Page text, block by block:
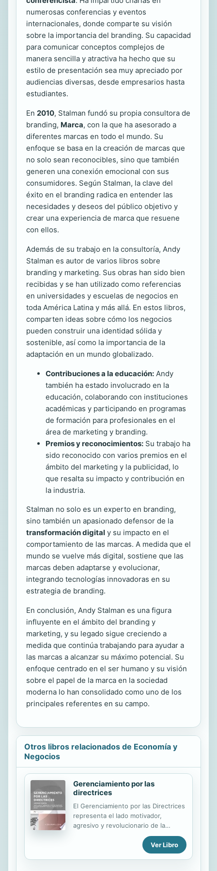
numerosas conferencias y eventos
internacionales, donde comparte su visión
sobre la importancia del branding. Su capacidad
para comunicar conceptos complejos de
manera sencilla y atractiva ha hecho que su
estilo de presentación sea muy apreciado por
audiencias diversas, desde empresarios hasta
estudiantes.
En 2010, Stalman fundó su propia consultora de
branding, Marca, con la que ha asesorado a
diferentes marcas en todo el mundo. Su
enfoque se basa en la creación de marcas que
no solo sean reconocibles, sino que también
generen una conexión emocional con sus
consumidores. Según Stalman, la clave del
éxito en el branding radica en entender las
necesidades y deseos del público objetivo y
crear una experiencia de marca que resuene
con ellos.
Además de su trabajo en la consultoría, Andy
Stalman es autor de varios libros sobre
branding y marketing. Sus obras han sido bien
recibidas y se han utilizado como referencias
en universidades y escuelas de negocios en
toda América Latina y más allá. En estos libros,
comparten ideas sobre cómo los negocios
pueden construir una identidad sólida y
sostenible, así como la importancia de la
adaptación en un mundo globalizado.
Contribuciones a la educación: Andy
también ha estado involucrado en la
educación, colaborando con instituciones
académicas y participando en programas
de formación para profesionales en el
área de marketing y branding.
Premios y reconocimientos: Su trabajo ha
sido reconocido con varios premios en el
ámbito del marketing y la publicidad, lo
que resalta su impacto y contribución en
la industria.
Stalman no solo es un experto en branding,
sino también un apasionado defensor de la
transformación digital y su impacto en el
comportamiento de las marcas. A medida que el
mundo se vuelve más digital, sostiene que las
marcas deben adaptarse y evolucionar,
integrando tecnologías innovadoras en su
estrategia de branding.
En conclusión, Andy Stalman es una figura
influyente en el ámbito del branding y
marketing, y su legado sigue creciendo a
medida que continúa trabajando para ayudar a
las marcas a alcanzar su máximo potencial. Su
enfoque centrado en el ser humano y su visión
sobre el papel de la marca en la sociedad
moderna lo han consolidado como uno de los
principales referentes en su campo.
Otros libros relacionados de Economía y
Negocios
Gerenciamiento por las
directrices
El Gerenciamiento por las Directrices
representa el lado motivador,
agresivo y revolucionario de la
Gestión por la Calidad Total (GCT) en
el estilo japonés. Es un subsistema
de la GCT con enfoque en la
Ver Libro